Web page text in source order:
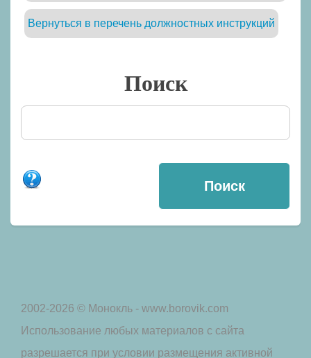
Вернуться в перечень должностных инструкций
Поиск
2002-2026 © Монокль - www.borovik.com
Использование любых материалов с сайта
разрешается при условии размещения активной